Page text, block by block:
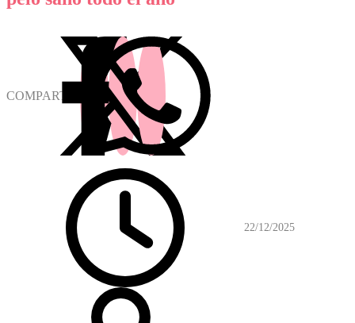
COMPARTIR
22/12/2025